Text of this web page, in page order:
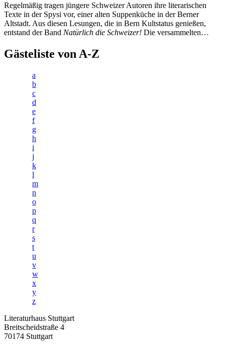
Regelmäßig tragen jüngere Schweizer Autoren ihre literarischen
Texte in der Spysi vor, einer alten Suppenküche in der Berner
Altstadt. Aus diesen Lesungen, die in Bern Kultstatus genießen,
entstand der Band Natürlich die Schweizer! Die versammelten…
Gästeliste von A-Z
a
b
c
d
e
f
g
h
i
j
k
l
m
n
o
p
q
r
s
t
u
v
w
x
y
z
Literaturhaus Stuttgart
Breitscheidstraße 4
70174 Stuttgart